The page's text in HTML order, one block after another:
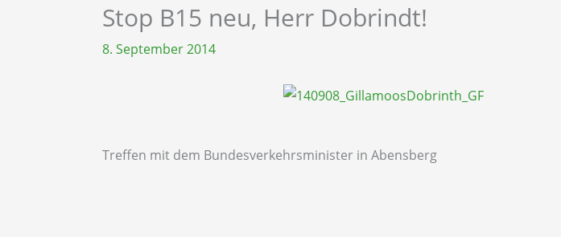
Stop B15 neu, Herr Dobrindt!
8. September 2014
Treffen mit dem Bundesverkehrsminister in Abensberg